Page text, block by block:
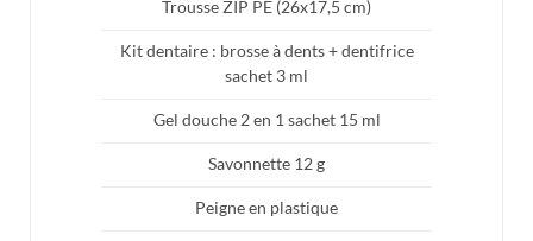
Trousse ZIP PE (26x17,5 cm)
Kit dentaire : brosse à dents + dentifrice
sachet 3 ml
Gel douche 2 en 1 sachet 15 ml
Savonnette 12 g
Peigne en plastique